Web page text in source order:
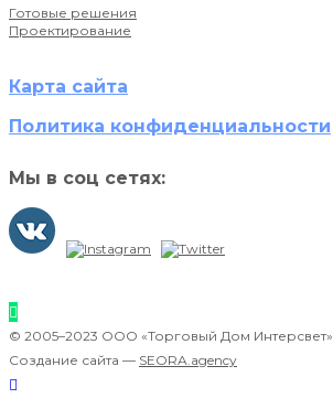
Готовые решения
Проектирование
Карта сайта
Политика конфиденциальности
Мы в соц сетях:
© 2005–2023 ООО «Торговый Дом Интерсвет»
Создание сайта — SEORA.agency